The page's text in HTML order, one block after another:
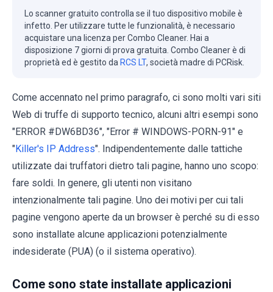
Lo scanner gratuito controlla se il tuo dispositivo mobile è
infetto. Per utilizzare tutte le funzionalità, è necessario
acquistare una licenza per Combo Cleaner. Hai a
disposizione 7 giorni di prova gratuita. Combo Cleaner è di
proprietà ed è gestito da RCS LT, società madre di PCRisk.
Come accennato nel primo paragrafo, ci sono molti vari siti
Web di truffe di supporto tecnico, alcuni altri esempi sono
"ERROR #DW6BD36", "Error # WINDOWS-PORN-91" e
"Killer's IP Address". Indipendentemente dalle tattiche
utilizzate dai truffatori dietro tali pagine, hanno uno scopo:
fare soldi. In genere, gli utenti non visitano
intenzionalmente tali pagine. Uno dei motivi per cui tali
pagine vengono aperte da un browser è perché su di esso
sono installate alcune applicazioni potenzialmente
indesiderate (PUA) (o il sistema operativo).
Come sono state installate applicazioni